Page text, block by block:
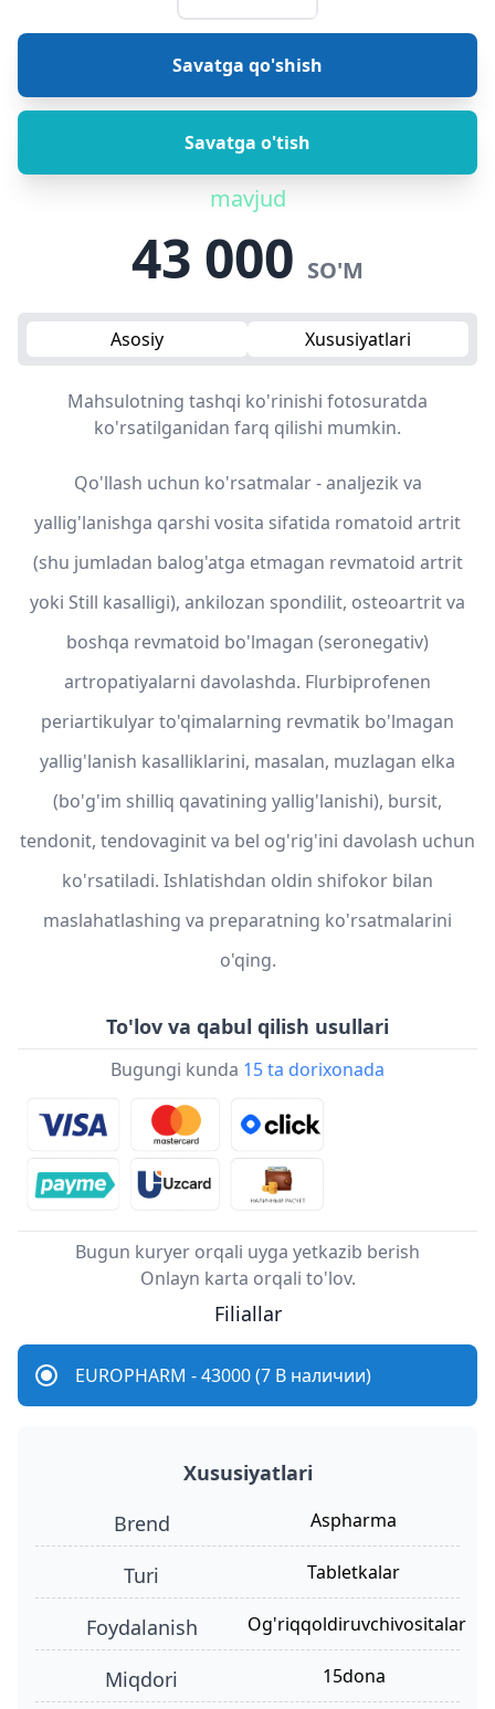
Savatga qo'shish
Savatga o'tish
mavjud
43 000 SO'M
Asosiy Xususiyatlari
Mahsulotning tashqi ko'rinishi fotosuratda
ko'rsatilganidan farq qilishi mumkin.
Qo'llash uchun ko'rsatmalar - analjezik va
yallig'lanishga qarshi vosita sifatida romatoid artrit
(shu jumladan balog'atga etmagan revmatoid artrit
yoki Still kasalligi), ankilozan spondilit, osteoartrit va
boshqa revmatoid bo'lmagan (seronegativ)
artropatiyalarni davolashda. Flurbiprofenen
periartikulyar to'qimalarning revmatik bo'lmagan
yallig'lanish kasalliklarini, masalan, muzlagan elka
(bo'g'im shilliq qavatining yallig'lanishi), bursit,
tendonit, tendovaginit va bel og'rig'ini davolash uchun
ko'rsatiladi. Ishlatishdan oldin shifokor bilan
maslahatlashing va preparatning ko'rsatmalarini
o'qing.
To'lov va qabul qilish usullari
Bugungi kunda 15 ta dorixonada
Bugun kuryer orqali uyga yetkazib berish
Onlayn karta orqali to'lov.
Filiallar
EUROPHARM - 43000 (7 В наличии)
Xususiyatlari
Brend
Aspharma
turi tabletkalar
foydalanish og'riqqoldiruvchivositalar
miqdori 15dona